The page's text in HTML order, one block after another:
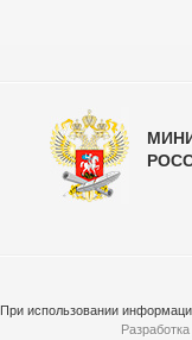
При использовании